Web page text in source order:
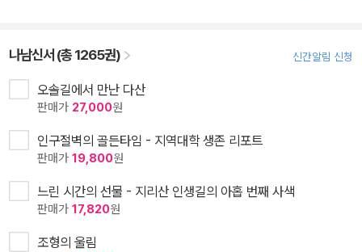
나남신서 (총 1265권) 신간알림 신청
오솔길에서 만난 다산
판매가 27,000원
인구절벽의 골든타임 - 지역대학 생존 리포트
판매가 19,800원
느린 시간의 선물 - 지리산 인생길의 아홉 번째 사색
판매가 17,820원
조형의 울림